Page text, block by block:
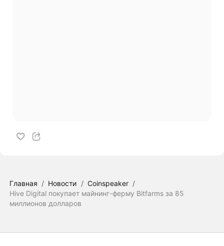
Главная / Новости / Coinspeaker /
Hive Digital покупает майнинг-ферму Bitfarms за 85
миллионов долларов